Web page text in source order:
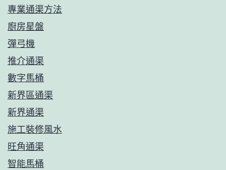
專業通渠方法
廚房星盤
彈弓機
推介通渠
數字馬桶
新界區通渠
新界通渠
施工裝修風水
旺角通渠
智能馬桶